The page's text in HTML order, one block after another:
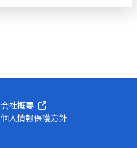
会社概要
個人情報保護方針